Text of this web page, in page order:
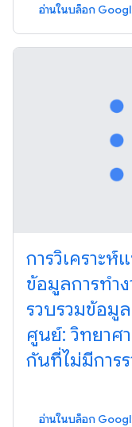
อ่านในบล็อก
การวิเคราะ
ข้อมูลการทำ
รวบรวมข้อมู
ศูนย์: วิทยาศ
กันที่ไม่มีการ
อ่านในบล็อก